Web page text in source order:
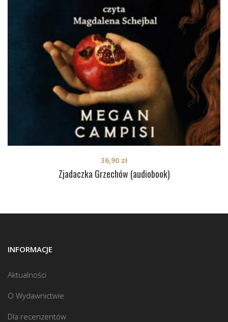
Zjadaczka Grzechów (audiobook)
36,90 zł
INFORMACJE
Aktualności
O Wydawnictwie
Dla recenzentów